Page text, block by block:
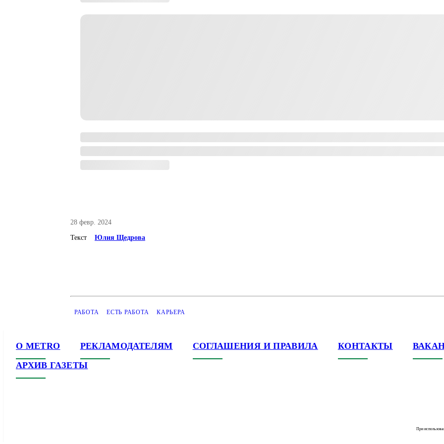
28 февр. 2024
Текст Юлия Щедрова
РАБОТА ЕСТЬ РАБОТА КАРЬЕРА
О METRO РЕКЛАМОДАТЕЛЯМ СОГЛАШЕНИЯ И ПРАВИЛА КОНТАКТЫ
АРХИВ ГАЗЕТЫ
При